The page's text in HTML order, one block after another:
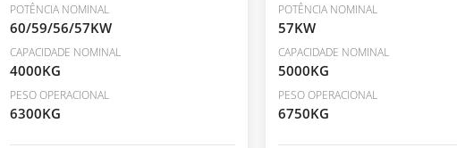
POTÊNCIA NOMINAL
60/59/56/57KW
CAPACIDADE NOMINAL
4000KG
PESO OPERACIONAL
6300KG
POTÊNCIA NOMINAL
57KW
CAPACIDADE NOMINAL
5000KG
PESO OPERACIONAL
6750KG